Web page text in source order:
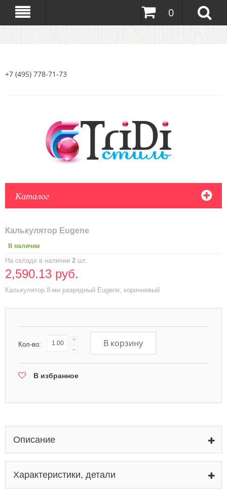
0
+7 (495) 778-71-73
Каталог
Калькулятор Eugene
В наличии
На складе в наличии 2 шт.
2,590.13 руб.
Калькулятор 8-ми разрядный Eugene, коричневый
Кол-во: +
- В корзину
В избранное
Описание
Характеристики, детали